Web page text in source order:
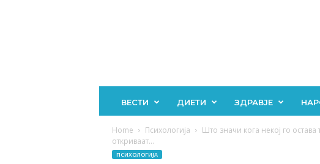
ВЕСТИ ДИЕТИ ЗДРАВЈЕ
Home Психологија
Што значи кога некој го
откриваат...
ПСИХОЛОГИЈА